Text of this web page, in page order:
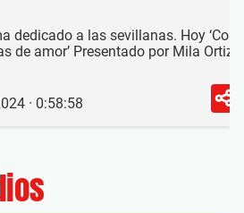
dedicado a las sevillanas. Hoy ‘Con
de amor’ Presentado por Mila Ortiz
· 0:58:58